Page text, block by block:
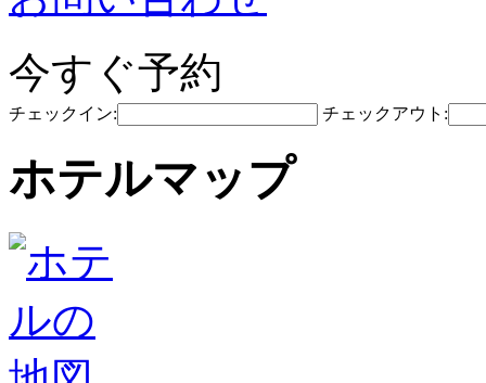
今すぐ予約
チェックイン: チェックアウト:
ホテルマップ